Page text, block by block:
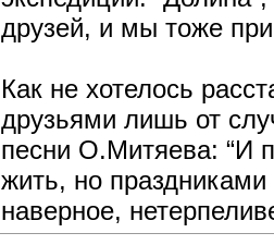
друзей, и мы тоже
Как не хотелось
друзьями лишь от
песни О.Митяева: “И
жить, но
наверное,